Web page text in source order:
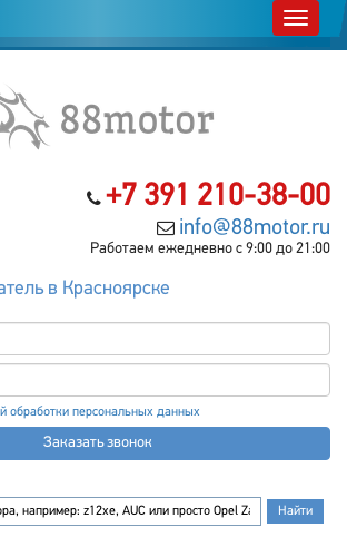
+7 391 210-38-00
info@88motor.ru
Работаем ежедневно с 9:00 до 21:00
в Красноярске
обработки персональных данных
Заказать звонок